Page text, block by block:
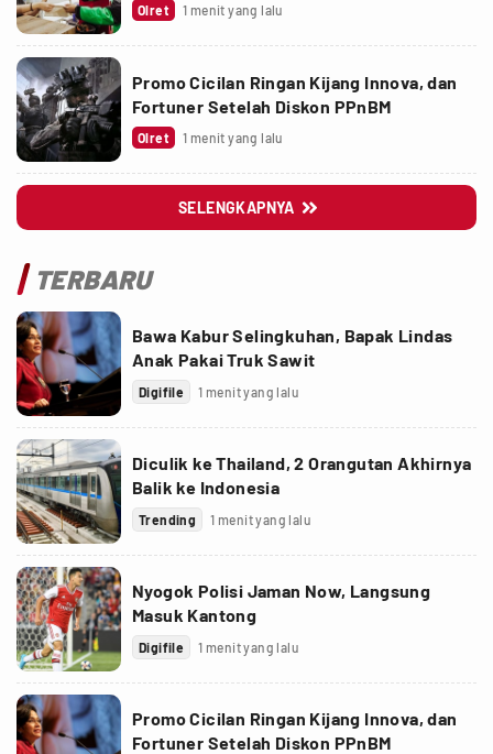
Olret 1 menit yang lalu
Promo Cicilan Ringan Kijang Innova, dan
Fortuner Setelah Diskon PPnBM
Olret 1 menit yang lalu
SELENGKAPNYA 
TERBARU
Bawa Kabur Selingkuhan, Bapak Lindas
Anak Pakai Truk Sawit
Digifile 1 menit yang lalu
Diculik ke Thailand, 2 Orangutan Akhirnya
Balik ke Indonesia
Trending 1 menit yang lalu
Nyogok Polisi Jaman Now, Langsung
Masuk Kantong
Digifile 1 menit yang lalu
Promo Cicilan Ringan Kijang Innova, dan
Fortuner Setelah Diskon PPnBM